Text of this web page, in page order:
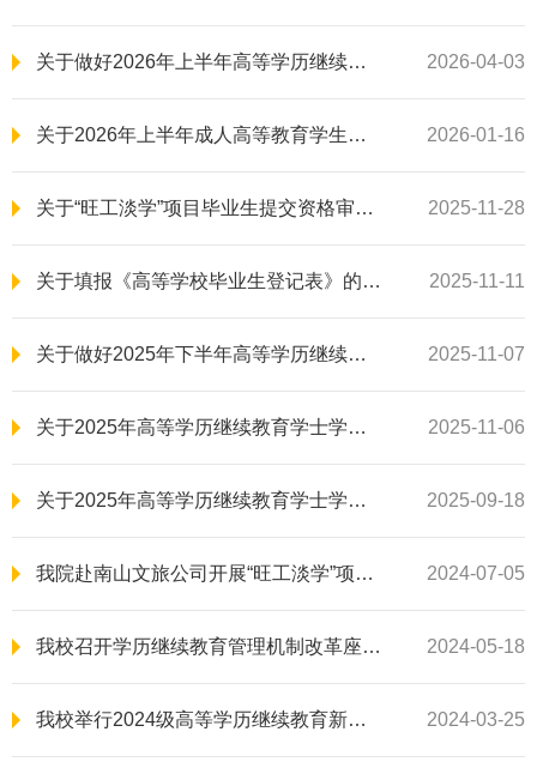
关于做好2026年上半年高等学历继续教育本科毕业生学士学位申请工作的通知 2026-04-03
关于2026年上半年成人高等教育学生学士学位外语学业水平考试的通知 2026-01-16
关于“旺工淡学”项目毕业生提交资格审核材料的通知 2025-11-28
关于填报《高等学校毕业生登记表》的通知 2025-11-11
关于做好2025年下半年高等学历继续教育本科毕业生学士学位申请工作的通知 2025-11-07
关于2025年高等学历继续教育学士学位外语学业水平考试成绩查询的通知 2025-11-06
关于2025年高等学历继续教育学士学位外语学业水平考试的通知 2025-09-18
我院赴南山文旅公司开展“旺工淡学”项目送教入企系列活动 2024-07-05
我校召开学历继续教育管理机制改革座谈会 2024-05-18
我校举行2024级高等学历继续教育新生开学典礼 2024-03-25